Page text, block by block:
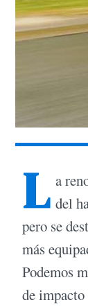
L a
del
pero se
más
Podemos
de